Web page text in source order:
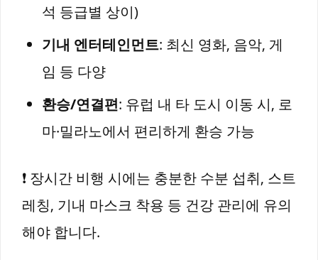
석 등급별 상이)
기내 엔터테인먼트: 최신 영화, 음악, 게
임 등 다양
환승/연결편: 유럽 내 타 도시 이동 시, 로
마·밀라노에서 편리하게 환승 가능
❗ 장시간 비행 시에는 충분한 수분 섭취, 스트
레칭, 기내 마스크 착용 등 건강 관리에 유의
해야 합니다.